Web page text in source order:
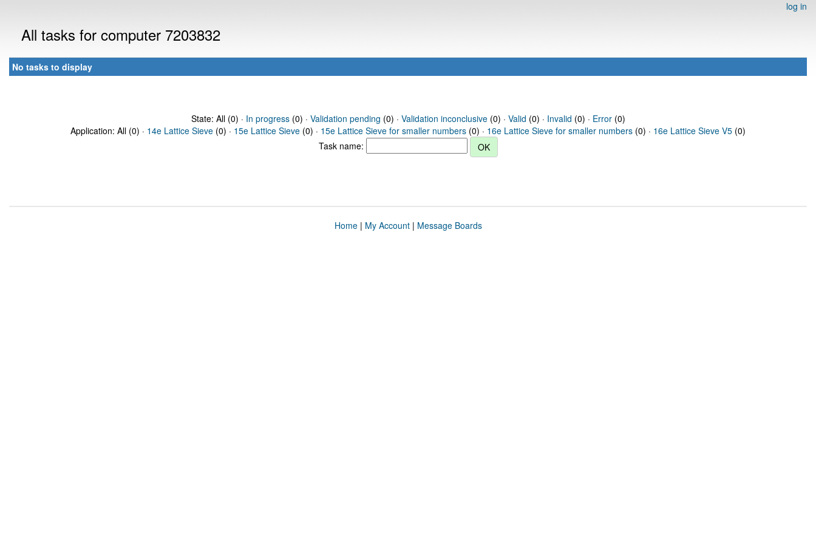
log in
All tasks for computer 7203832
No tasks to display
State: All (0) · In progress(0) · Validation pending (0) · Validation inconclusive(0) · Valid (0) · Invalid (0) · Error(0)
Application: All (0) · 14e Lattice Sieve (0) · 15e Lattice Sieve (0) · 15e Lattice Sieve for smaller numbers (0) · 16e Lattice Sieve for smaller numbers (0) · 16e Lattice Sieve V5 (0)
Task name:
Home| My Account| Message Boards